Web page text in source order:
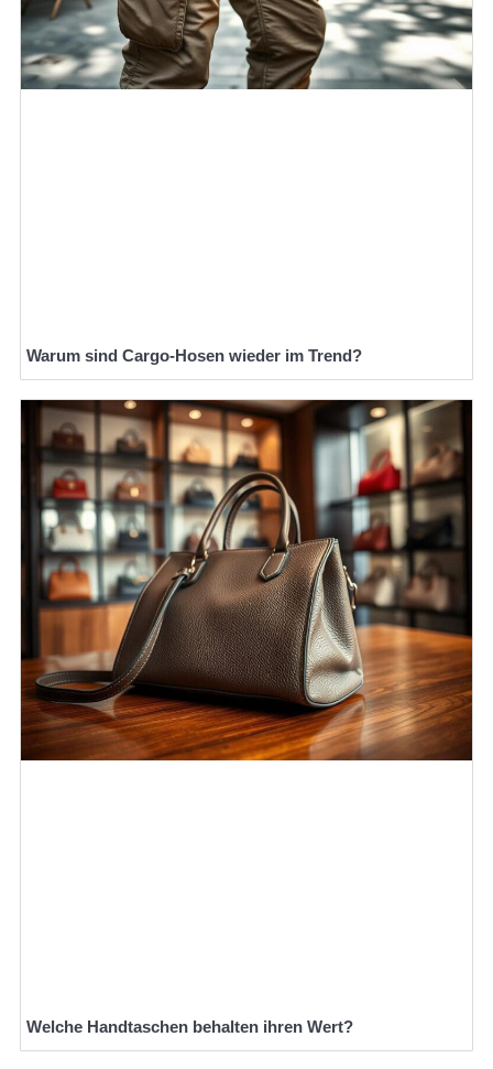
Warum sind Cargo-Hosen wieder im Trend?
Welche Handtaschen behalten ihren Wert?